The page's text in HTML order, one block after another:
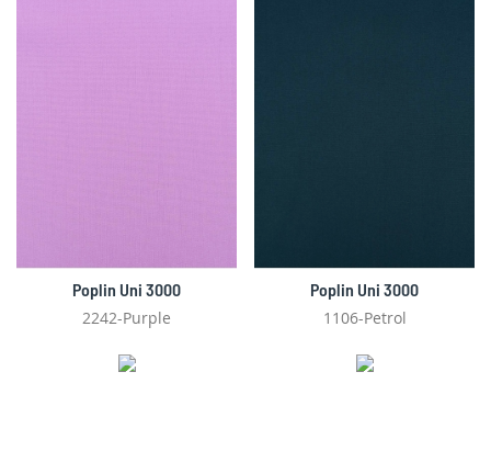
Poplin Uni 3000
2242-Purple
Poplin Uni 3000
1106-Petrol